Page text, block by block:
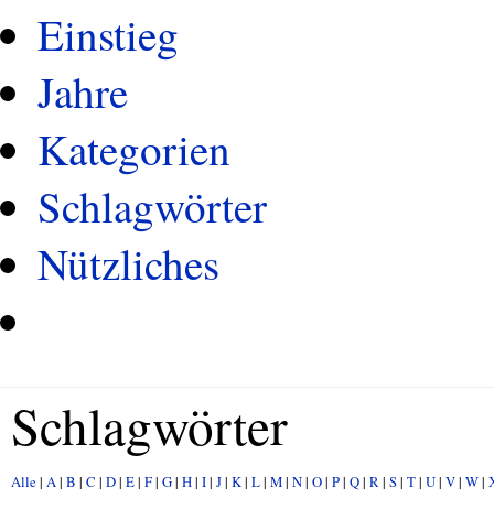
Einstieg
Jahre
Kategorien
Schlagwörter
Nützliches
Schlagwörter
Alle | A| B | C | D| E| F| G| H| I| J| K| L| M| N| O| P| Q| R| S| T| U| V| W|